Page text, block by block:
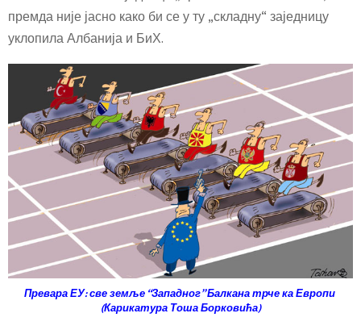
премда није јасно како би се у ту „складну“ заједницу
уклопила Албанија и БиХ.
Превара ЕУ: све земље “Западног” Балкана трче ка Европи
(Карикатура Тоша Борковића)